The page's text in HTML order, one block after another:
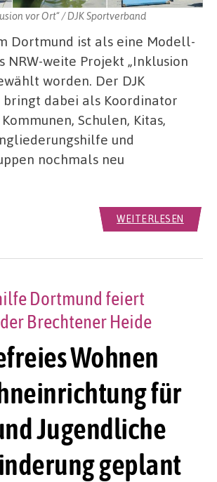
vor Ort“ / DJK Sportverband
Dortmund ist als eine Modell-
NRW-weite Projekt „Inklusion
worden. Der DJK
dabei als Koordinator
Schulen, Kitas,
und
nochmals neu
WEITERLESEN
Wohnen
für
Jugendliche
geplant
Dortmund feiert
Brechtener Heide